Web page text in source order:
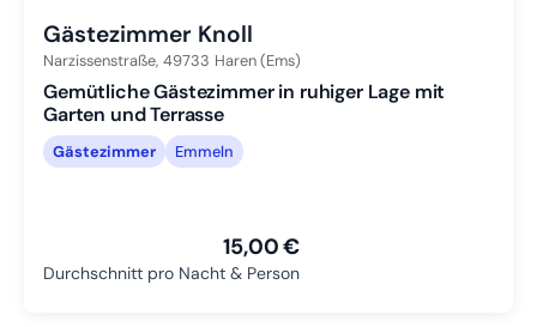
Gästezimmer Knoll
Narzissenstraße, 49733 Haren (Ems)
Gemütliche Gästezimmer in ruhiger Lage mit
Garten und Terrasse
Gästezimmer Emmeln
15,00 €
Durchschnitt pro Nacht & Person